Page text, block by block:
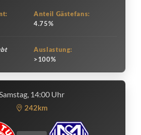
Anteil Gästefans:
4.75%
Auslastung:
>100%
14:00 Uhr
242km